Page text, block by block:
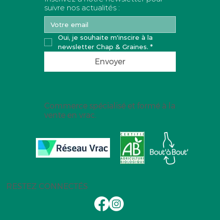
suivre nos actualités :
Oui, je souhaite m'inscire à la
newsletter Chap & Graines. *
Envoyer
RESTEZ CONNECTÉS
Commerce spécialisé et formé à la
vente en vrac.